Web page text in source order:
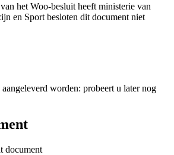
het Woo-besluit heeft ministerie van
en Sport besloten dit document niet
worden: probeert u later nog
document